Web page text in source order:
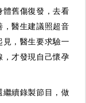
體舊傷復發，去看
，醫生建議照超音
，醫生要求驗一
，才發現自己懷孕
繼續錄製節目，做